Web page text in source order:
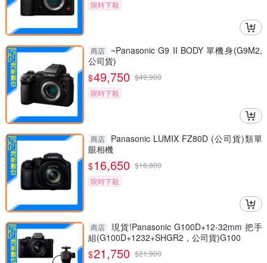
限時下殺
商店
~Panasonic G9 II BODY 單機身(G9M2,
公司貨)
$49,750 $49,900
限時下殺
商店
Panasonic LUMIX FZ80D (公司貨)類單
眼相機
$16,650 $16,800
限時下殺
商店
現貨!Panasonic G100D+12-32mm 把手
組(G100D+1232+SHGR2，公司貨)G100
$21,750 $21,900